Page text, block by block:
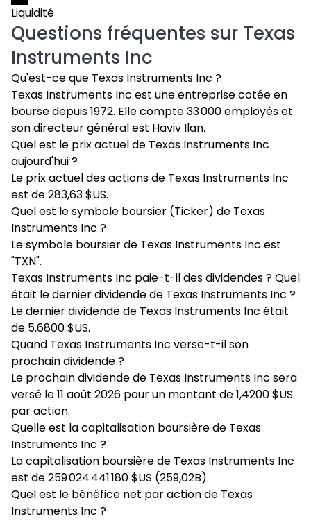
Liquidité
Questions fréquentes sur Texas
Instruments Inc
Qu'est-ce que Texas Instruments Inc ?
Texas Instruments Inc est une entreprise cotée en
bourse depuis 1972. Elle compte 33 000 employés et
son directeur général est Haviv Ilan.
Quel est le prix actuel de Texas Instruments Inc
aujourd'hui ?
Le prix actuel des actions de Texas Instruments Inc
est de 283,63 $US.
Quel est le symbole boursier (Ticker) de Texas
Instruments Inc ?
Le symbole boursier de Texas Instruments Inc est
"TXN".
Texas Instruments Inc paie-t-il des dividendes ? Quel
était le dernier dividende de Texas Instruments Inc ?
Le dernier dividende de Texas Instruments Inc était
de 5,6800 $US.
Quand Texas Instruments Inc verse-t-il son
prochain dividende ?
Le prochain dividende de Texas Instruments Inc sera
versé le 11 août 2026 pour un montant de 1,4200 $US
par action.
Quelle est la capitalisation boursière de Texas
Instruments Inc ?
La capitalisation boursière de Texas Instruments Inc
est de 259 024 441 180 $US (259,02B).
Quel est le bénéfice net par action de Texas
Instruments Inc ?